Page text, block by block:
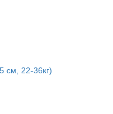
см, 22-36кг)